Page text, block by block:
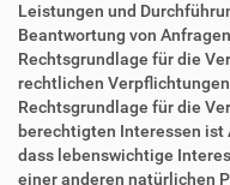
Leistungen und
Beantwortung von
Rechtsgrundlage für die
rechtlichen Verpflichtungen
Rechtsgrundlage für die
berechtigten Interessen ist
dass lebenswichtige
einer anderen natürlichen